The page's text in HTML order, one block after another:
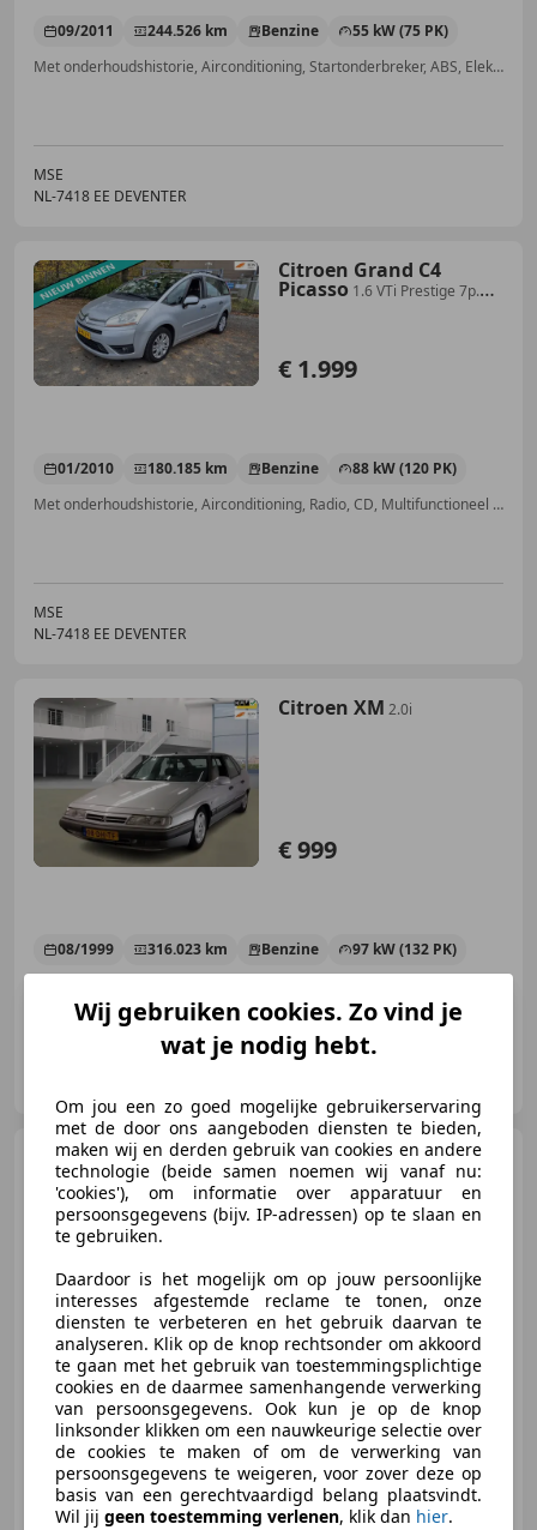
09/2011 244.526 km Benzine
55 kW (75 PK)
Met onderhoudshistorie, Airconditioning, Startonderbreker, ABS, Elektrisch verstelbare buitenspiegels, Elektrische ramen, Radio, Mistlampen
MSE
NL-7418 EE DEVENTER
Citroen Grand C4
Picasso 1.6 VTi Prestige 7p.
€ 1.999
01/2010 180.185 km Benzine
88 kW (120 PK)
Met onderhoudshistorie, Airconditioning, Radio, CD, Multifunctioneel stuurwiel, Traction control, Cruise control, Emergency Brake Assist
MSE
NL-7418 EE DEVENTER
Citroen XM 2.0i
€ 999
08/1999 316.023 km Benzine 97 kW (132 PK)
Citroen Grand C4
Picasso1.6 THP Business
EB6V 7p. ONLY EXPORT
€ 1.299
07/2009 219.772 km Benzine
110 kW (150 PK)
Wij gebruiken cookies. Zo vind je
wat je nodig hebt.
Om jou een zo goed mogelijke gebruikerservaring
met de door ons aangeboden diensten te bieden,
maken wij en derden gebruik van cookies en andere
technologie (beide samen noemen wij vanaf nu:
'cookies'), om informatie over apparatuur en
persoonsgegevens (bijv. IP-adressen) op te slaan en
te gebruiken.
Daardoor is het mogelijk om op jouw persoonlijke
interesses afgestemde reclame te tonen, onze
diensten te verbeteren en het gebruik daarvan te
analyseren. Klik op de knop rechtsonder om akkoord
te gaan met het gebruik van toestemmingsplichtige
cookies en de daarmee samenhangende verwerking
van persoonsgegevens. Ook kun je op de knop
linksonder klikken om een nauwkeurige selectie over
de cookies te maken of om de verwerking van
persoonsgegevens te weigeren, voor zover deze op
basis van een gerechtvaardigd belang plaatsvindt.
Wil jij geen toestemming verlenen, klik dan hier.